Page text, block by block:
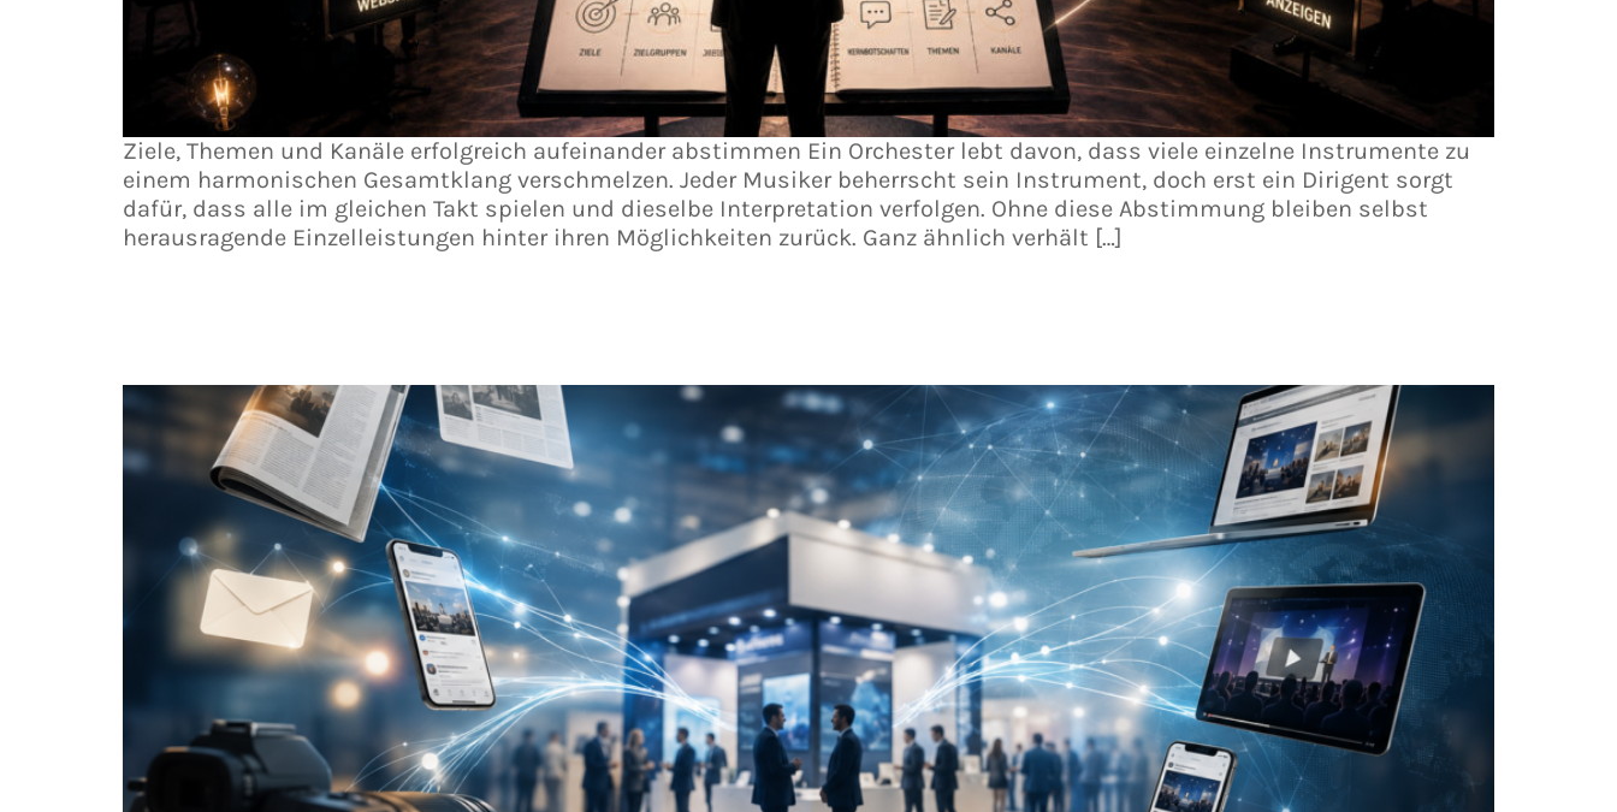
Ziele, Themen und Kanäle erfolgreich aufeinander abstimmen Ein Orchester lebt davon, dass viele einzelne Instrumente zu
einem harmonischen Gesamtklang verschmelzen. Jeder Musiker beherrscht sein Instrument, doch erst ein Dirigent sorgt
dafür, dass alle im gleichen Takt spielen und dieselbe Interpretation verfolgen. Ohne diese Abstimmung bleiben selbst
herausragende Einzelleistungen hinter ihren Möglichkeiten zurück. Ganz ähnlich verhält […]